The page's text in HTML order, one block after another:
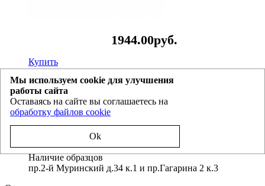
1944.00руб.
Купить
Доставка
Доставка в любой город
Официальные поставки и наличие на складе в Спб
Наличие образцов
пр.2-й Муринский д.34 к.1 и пр.Гагарина 2 к.3
Мы используем cookie для улучшения
работы сайта
Оставаясь на сайте вы соглашаетесь на
обработку файлов cookie
Ok